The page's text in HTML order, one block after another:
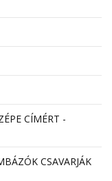
CÍMÉRT -
CSAVARJÁK